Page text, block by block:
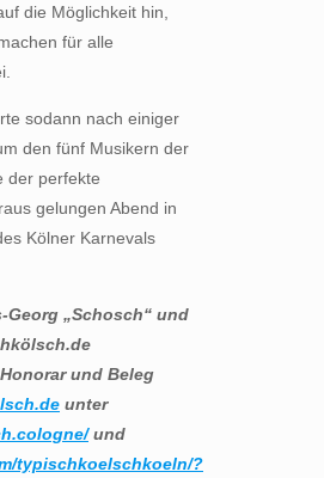
die Möglichkeit hin,
für alle
sodann nach einiger
den fünf Musikern der
der perfekte
gelungen Abend in
Kölner Karnevals
Georg „Schosch“ und
und Beleg
unter
und
typischkoelschkoeln/?